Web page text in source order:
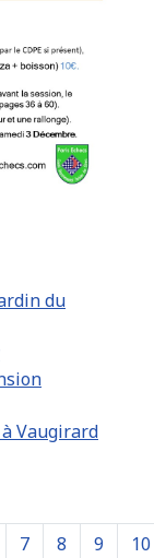
du
Vaugirard
7 8 9 10